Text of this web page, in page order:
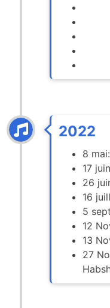
2022
8
17
26
16
5
12
13
27